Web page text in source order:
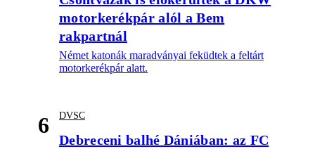
motorkerékpár alól a Bem
rakpartnál
Német katonák maradványai feküdtek a feltárt
motorkerékpár alatt.
6 DVSC
Debreceni balhé Dániában: az FC